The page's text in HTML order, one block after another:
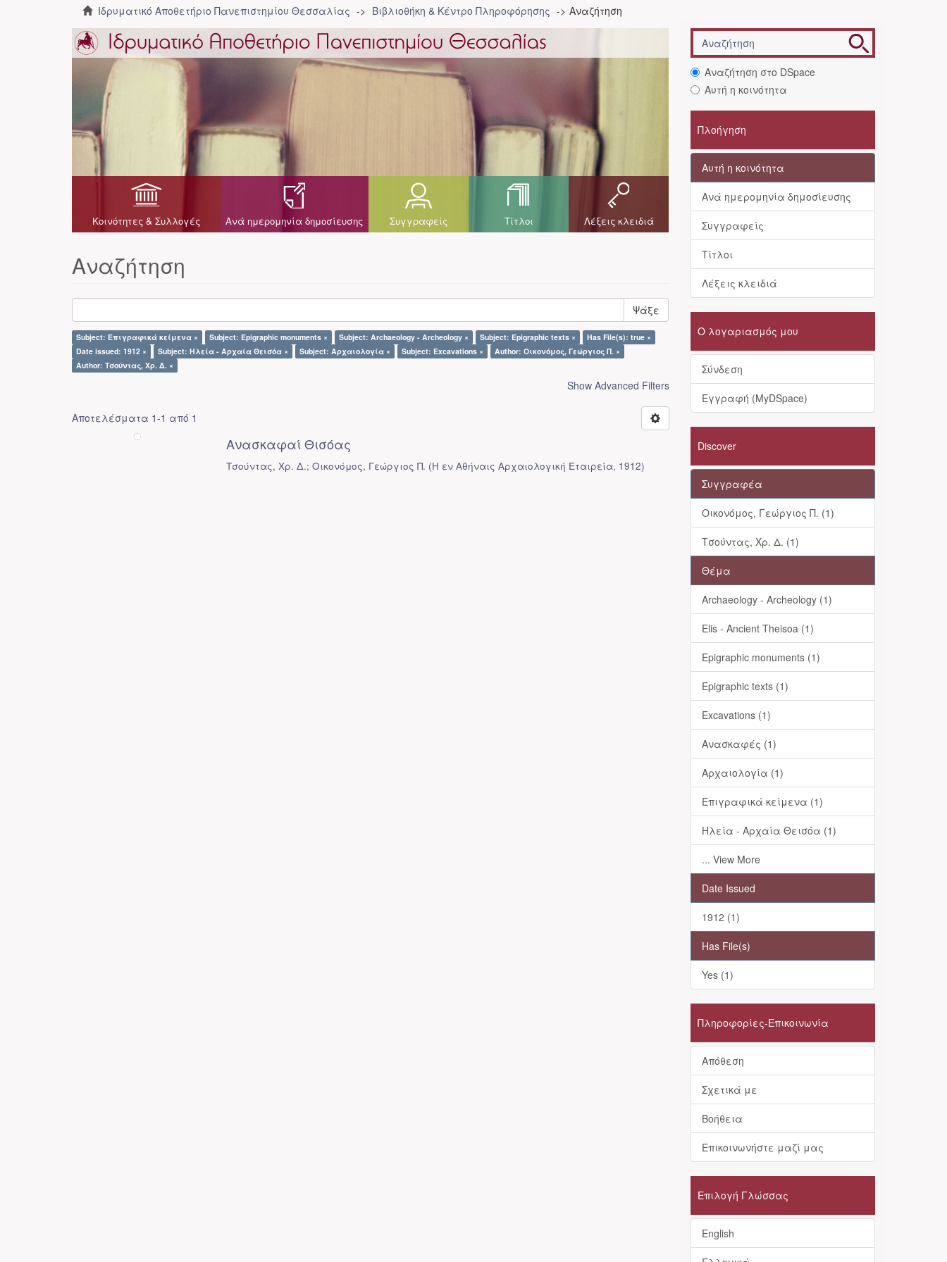
Ιδρυματικό Αποθετήριο Πανεπιστημίου Θεσσαλίας Βιβλιοθήκη & Κέντρο Πληροφόρησης Αναζήτηση
Κοινότητες & Συλλογές Ανά ημερομηνία δημοσίευσης Συγγραφείς Τίτλοι Λέξεις κλειδιά
Αναζήτηση
Ψάξε
Subject: Επιγραφικά κείμενα × Subject: Epigraphic monuments × Subject: Archaeology - Archeology × Subject: Epigraphic texts ×
Has File(s): true ×
Date issued: 1912 ×
Subject: Ηλεία - Αρχαία Θεισόα × Subject: Αρχαιολογία × Subject: Excavations ×
Author: Οικονόμος, Γεώργιος Π. ×
Author: Τσούντας, Χρ. Δ. ×
Show Advanced Filters
Αποτελέσματα 1-1 από 1
Ανασκαφαί Θισόας
Τσούντας, Χρ. Δ.; Οικονόμος, Γεώργιος Π. (Η εν Αθήναις Αρχαιολογική Εταιρεία, 1912)
Αναζήτηση στο DSpace
Αυτή η κοινότητα
Πλοήγηση
Αυτή η κοινότητα
Ανά ημερομηνία δημοσίευσης
Συγγραφείς
Τίτλοι
Λέξεις κλειδιά
Ο λογαριασμός μου
Σύνδεση
Εγγραφή (MyDSpace)
Discover
Συγγραφέα
Οικονόμος, Γεώργιος Π. (1)
Τσούντας, Χρ. Δ. (1)
Θέμα
Archaeology - Archeology (1)
Elis - Ancient Theisoa (1)
Epigraphic monuments (1)
Epigraphic texts (1)
Excavations (1)
Ανασκαφές (1)
Αρχαιολογία (1)
Επιγραφικά κείμενα (1)
Ηλεία - Αρχαία Θεισόα (1)
... View More
Date Issued
1912 (1)
Has File(s)
Yes (1)
Πληροφορίες-Επικοινωνία
Απόθεση
Σχετικά με
Βοήθεια
Επικοινωνήστε μαζί μας
Επιλογή Γλώσσας
English